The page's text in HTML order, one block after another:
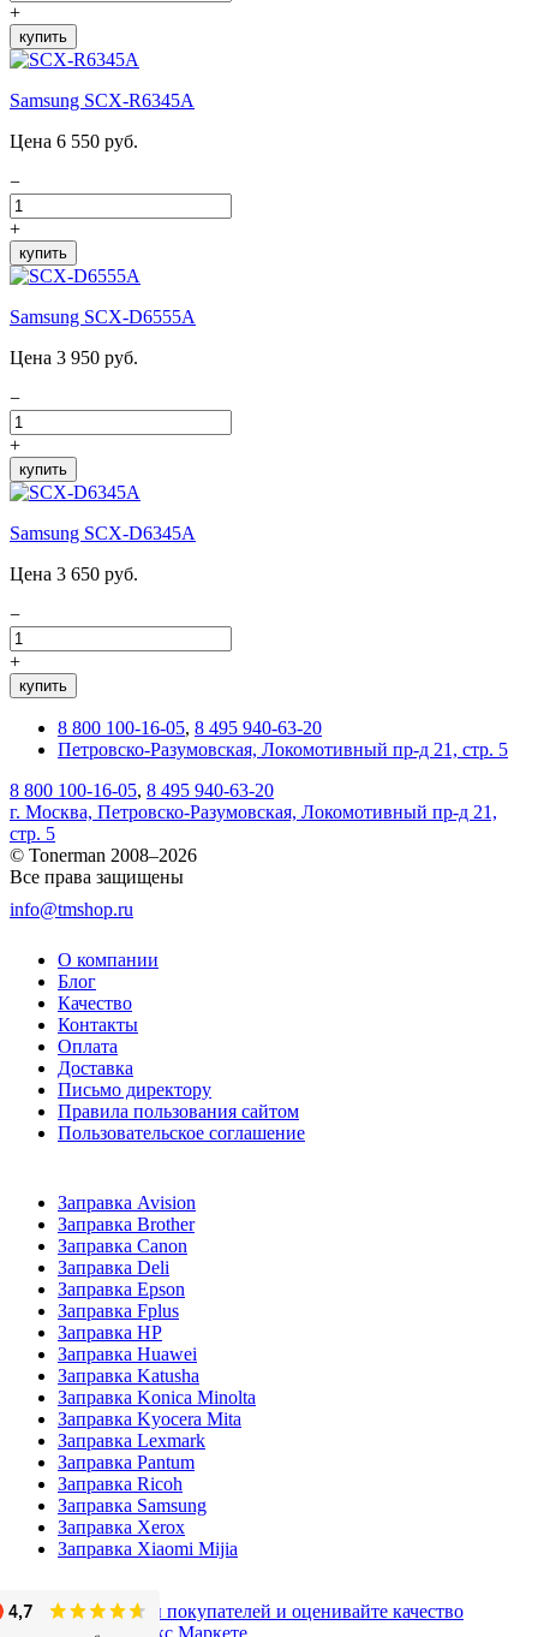
+
купить
Samsung SCX-R6345A
Цена 6 550 руб.
−
+
купить
Samsung SCX-D6555A
Цена 3 950 руб.
−
+
купить
Samsung SCX-D6345A
Цена 3 650 руб.
−
+
купить
8 800 100-16-05, 8 495 940-63-20
Петровско-Разумовская, Локомотивный пр-д 21, стр. 5
8 800 100-16-05, 8 495 940-63-20
г. Москва, Петровско-Разумовская, Локомотивный пр-д 21,
стр. 5
© Tonerman 2008–2026
Все права защищены
info@tmshop.ru
О компании
Блог
Качество
Контакты
Оплата
Доставка
Письмо директору
Правила пользования сайтом
Пользовательское соглашение
Заправка Avision
Заправка Brother
Заправка Canon
Заправка Deli
Заправка Epson
Заправка Fplus
Заправка HP
Заправка Huawei
Заправка Katusha
Заправка Konica Minolta
Заправка Kyocera Mita
Заправка Lexmark
Заправка Pantum
Заправка Ricoh
Заправка Samsung
Заправка Xerox
Заправка Xiaomi Mijia